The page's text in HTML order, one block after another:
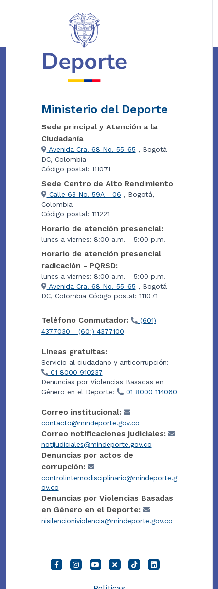
Ministerio del Deporte
Sede principal y Atención a la
Ciudadanía
Avenida Cra. 68 No. 55-65 , Bogotá
DC, Colombia
Código postal: 111071
Sede Centro de Alto Rendimiento
Calle 63 No. 59A - 06 , Bogotá,
Colombia
Código postal: 111221
Horario de atención presencial:
lunes a viernes: 8:00 a.m. - 5:00 p.m.
Horario de atención presencial
radicación - PQRSD:
lunes a viernes: 8:00 a.m. - 5:00 p.m.
Avenida Cra. 68 No. 55-65 , Bogotá
DC, Colombia Código postal: 111071
Teléfono Conmutador:
(601)
4377030 - (601) 4377100
Líneas gratuitas:
Servicio al ciudadano y anticorrupción:
01 8000 910237
Denuncias por Violencias Basadas en
Género en el Deporte:
01 8000 114060
Correo institucional:
contacto@mindeporte.gov.co
Correo notificaciones judiciales:
notijudiciales@mindeporte.gov.co
Denuncias por actos de
corrupción:
controlinternodisciplinario@mindeporte.g
ov.co
Denuncias por Violencias Basadas
en Género en el Deporte:
nisilencioniviolencia@mindeporte.gov.co